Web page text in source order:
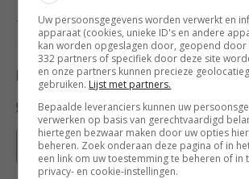
Dit recept komt uit het boek ‘Food en
uitgeverij Snor).
Deel dit recept
Bewaar recept
Uw persoonsgegevens worden verwerkt en
apparaat (cookies, unieke ID's en andere
kan worden opgeslagen door, geopend
332 partners of specifiek door deze site
en onze partners kunnen precieze
gebruiken. Lijst met partners.
Bepaalde leveranciers kunnen uw
verwerken op basis van gerechtvaardigd
hiertegen bezwaar maken door uw opties
beheren. Zoek onderaan deze pagina of in
een link om uw toestemming te beheren of in
privacy- en cookie-instellingen.